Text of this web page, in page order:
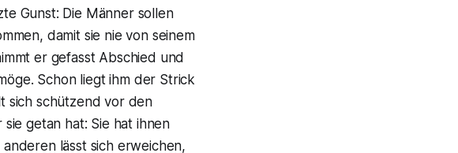
Gunst: Die Männer sollen
damit sie nie von seinem
er gefasst Abschied und
Schon liegt ihm der Strick
sich schützend vor den
getan hat: Sie hat ihnen
lässt sich erweichen,